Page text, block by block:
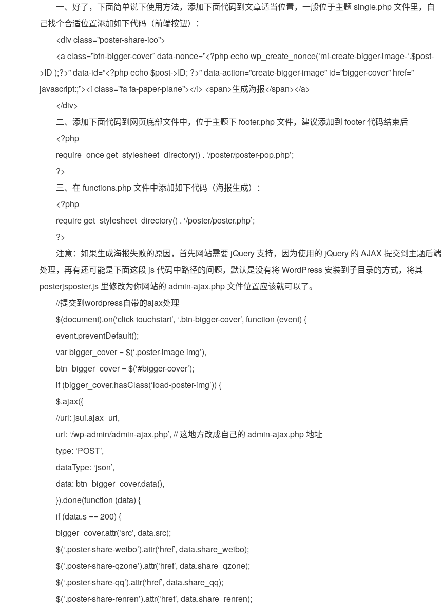
一、好了，下面简单说下使用方法，添加下面代码到文章适当位置，一般位于主题 single.php 文件里，自
己找个合适位置添加如下代码（前端按钮）：
<div class=”poster-share-ico”>
<a class=”btn-bigger-cover” data-nonce=”<?php echo wp_create_nonce(‘mi-create-bigger-image-‘.$post-
>ID );?>” data-id=”<?php echo $post->ID; ?>” data-action=”create-bigger-image” id=”bigger-cover” href=”
javascript:;”><i class=”fa fa-paper-plane”></i> <span>生成海报</span></a>
</div>
二、添加下面代码到网页底部文件中，位于主题下 footer.php 文件，建议添加到 footer 代码结束后
<?php
require_once get_stylesheet_directory() . ‘/poster/poster-pop.php’;
?>
三、在 functions.php 文件中添加如下代码（海报生成）：
<?php
require get_stylesheet_directory() . ‘/poster/poster.php’;
?>
注意：如果生成海报失败的原因，首先网站需要 jQuery 支持，因为使用的 jQuery 的 AJAX 提交到主题后端
处理，再有还可能是下面这段 js 代码中路径的问题，默认是没有将 WordPress 安装到子目录的方式，将其
posterjsposter.js 里修改为你网站的 admin-ajax.php 文件位置应该就可以了。
//提交到wordpress自带的ajax处理
$(document).on(‘click touchstart’, ‘.btn-bigger-cover’, function (event) {
event.preventDefault();
var bigger_cover = $(‘.poster-image img’),
btn_bigger_cover = $(‘#bigger-cover’);
if (bigger_cover.hasClass(‘load-poster-img’)) {
$.ajax({
//url: jsui.ajax_url,
url: ‘/wp-admin/admin-ajax.php’, // 这地方改成自己的 admin-ajax.php 地址
type: ‘POST’,
dataType: ‘json’,
data: btn_bigger_cover.data(),
}).done(function (data) {
if (data.s == 200) {
bigger_cover.attr(‘src’, data.src);
$(‘.poster-share-weibo’).attr(‘href’, data.share_weibo);
$(‘.poster-share-qzone’).attr(‘href’, data.share_qzone);
$(‘.poster-share-qq’).attr(‘href’, data.share_qq);
$(‘.poster-share-renren’).attr(‘href’, data.share_renren);